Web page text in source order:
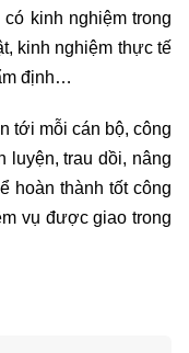
kinh nghiệm trong
kinh nghiệm thực tế
định…
tới mỗi cán bộ, công
luyện, trau dồi, nâng
hoàn thành tốt công
vụ được giao trong